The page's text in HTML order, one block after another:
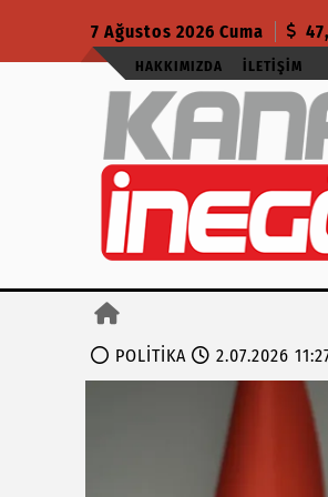
7 Ağustos 2026 Cuma
HAKKIMIZDA İLETIŞIM
POLİTİKA
2.07.2026